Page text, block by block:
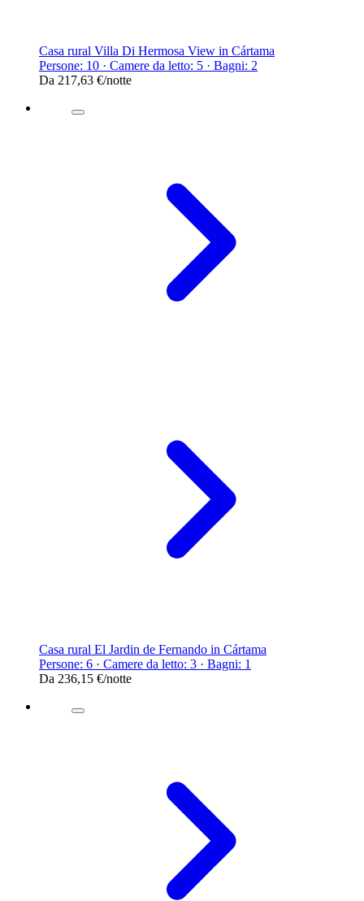
Casa rural Villa Di Hermosa View in Cártama
Persone: 10 · Camere da letto: 5 · Bagni: 2
Da 217,63 €/notte
Casa rural El Jardin de Fernando in Cártama
Persone: 6 · Camere da letto: 3 · Bagni: 1
Da 236,15 €/notte